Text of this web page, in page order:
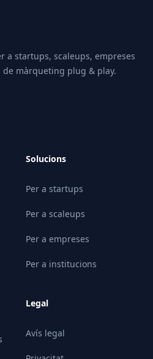
a startups, scaleups, empreses
màrqueting plug & play.
Solucions
Per a startups
Per a scaleups
Per a empreses
Per a institucions
Legal
Avís legal